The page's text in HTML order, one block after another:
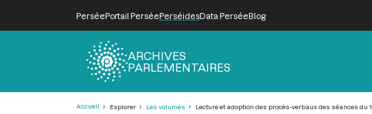
PerséePortail PerséePerséidesData PerséeBlog
ARCHIVES
PARLEMENTAIRES
Accueil Explorer Les volumes Lecture et adoption des procès-verbaux des séances du